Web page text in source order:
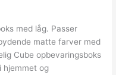
med låg. Passer
matte farver med
Cube opbevaringsboks
hjemmet og